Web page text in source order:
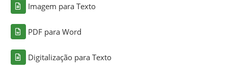
Imagem para Texto
PDF para Word
Digitalização para Texto